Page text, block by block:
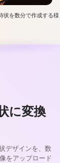
状を数分で作成する様
に変換
デザインを、数
をアップロード